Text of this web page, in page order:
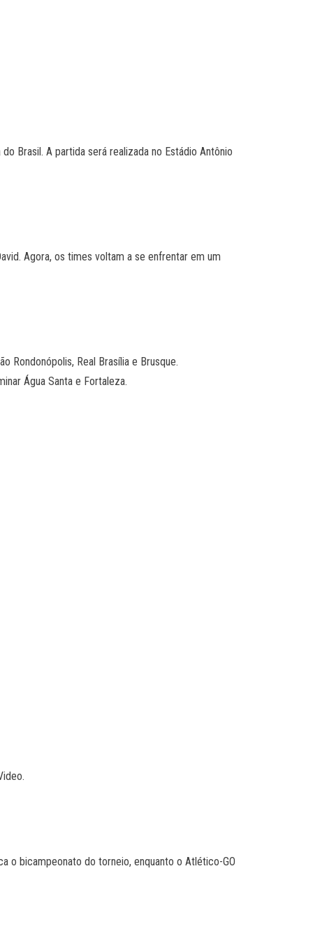
Brasil. A partida será realizada no Estádio Antônio
Agora, os times voltam a se enfrentar em um
Rondonópolis, Real Brasília e Brusque.
Água Santa e Fortaleza.
o bicampeonato do torneio, enquanto o Atlético-GO